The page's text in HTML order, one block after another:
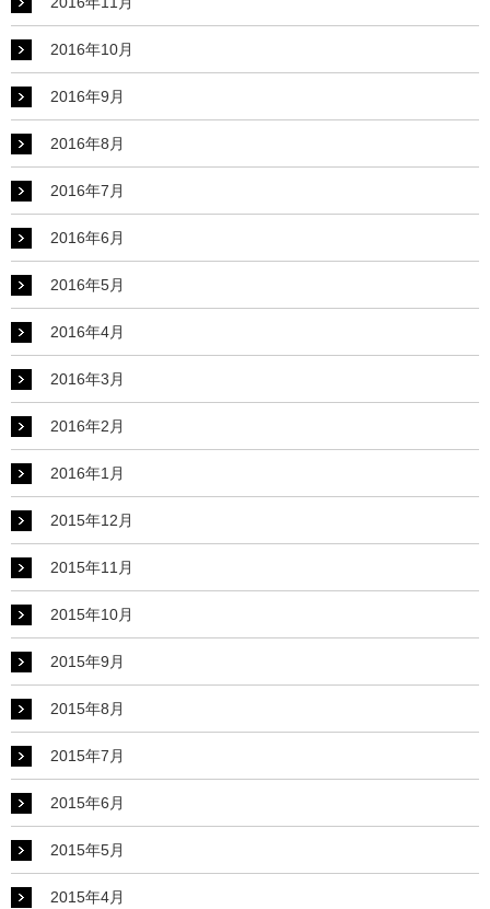
2016年10月
2016年9月
2016年8月
2016年7月
2016年6月
2016年5月
2016年4月
2016年3月
2016年2月
2016年1月
2015年12月
2015年11月
2015年10月
2015年9月
2015年8月
2015年7月
2015年6月
2015年5月
2015年4月